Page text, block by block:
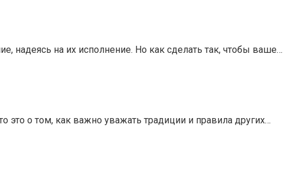
надеясь на их исполнение. Но как сделать так, чтобы ваше…
о том, как важно уважать традиции и правила других…